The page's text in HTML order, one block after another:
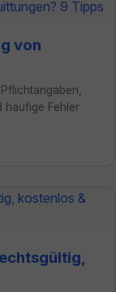
von
häufige Fehler